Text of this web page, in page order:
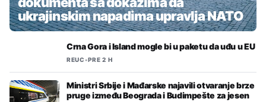
ukrajinskim napadima upravlja NATO
Crna Gora i Island mogle bi u paketu da uđu u EU
REUC•PRE 2 H
Ministri Srbije i Mađarske najavili otvaranje brze
pruge između Beograda i Budimpešte za jesen